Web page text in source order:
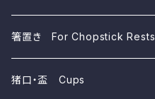
箸置き For Chopstick Rests
猪口・盃 Cups